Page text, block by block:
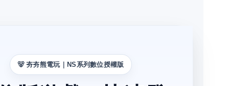
🐻 夯夯熊電玩｜NS系列數位授權版